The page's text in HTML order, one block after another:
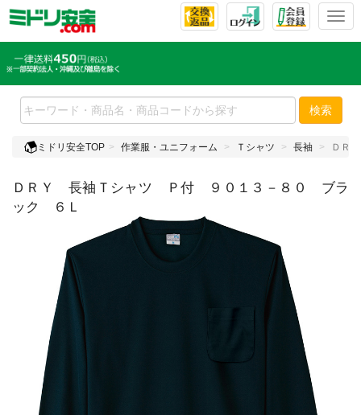
T
l
e
n
v
g
検索
ミドリ安全TOP 作業服・ユニフォーム Ｔシャツ 長袖 ＤＲ
ＤＲＹ 長袖Ｔシャツ Ｐ付 ９０１３－８０ ブラ
ック ６Ｌ